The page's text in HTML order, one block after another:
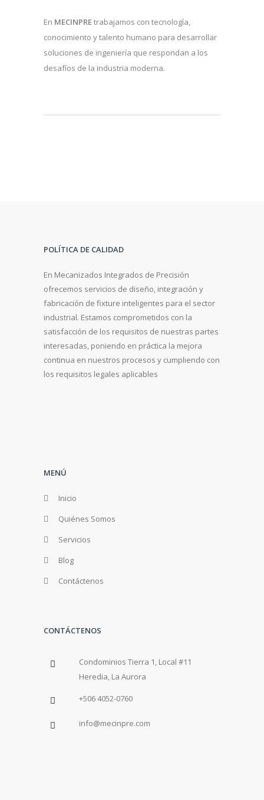
En MECINPREtrabajamos con tecnología,
conocimiento y talento humano para desarrollar
soluciones de ingeniería que respondan a los
desafíos de la industria moderna.
POLÍTICA DE CALIDAD
En Mecanizados Integrados de Precisión
ofrecemos servicios de diseño, integración y
fabricación de fixture inteligentes para el sector
industrial. Estamos comprometidos con la
satisfacción de los requisitos de nuestras partes
interesadas, poniendo en práctica la mejora
continua en nuestros procesos y cumpliendo con
los requisitos legales aplicables
MENÚ
Inicio
Quiénes Somos
Servicios
Blog
Contáctenos
CONTÁCTENOS
Condominios Tierra 1, Local #11
Heredia, La Aurora
+506 4052-0760
info@mecinpre.com